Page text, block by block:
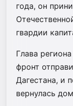
года, он
гвардии
Глава
фронт
Дагестана, и
вернулась